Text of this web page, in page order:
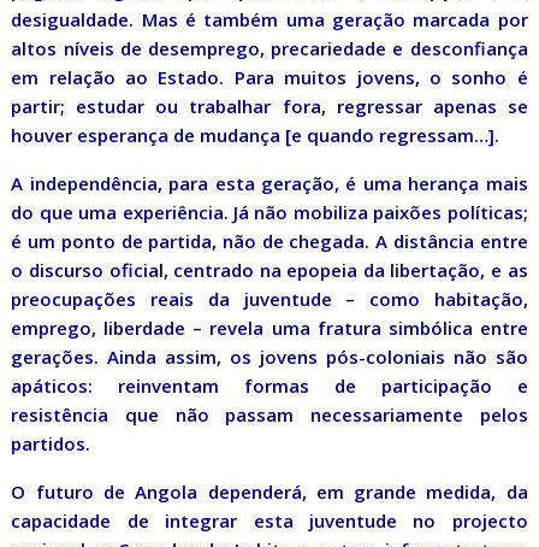
desigualdade. Mas é também uma geração marcada por
altos níveis de desemprego, precariedade e desconfiança
em relação ao Estado. Para muitos jovens, o sonho é
partir; estudar ou trabalhar fora, regressar apenas se
houver esperança de mudança [e quando regressam…].
A independência, para esta geração, é uma herança mais
do que uma experiência. Já não mobiliza paixões políticas;
é um ponto de partida, não de chegada. A distância entre
o discurso oficial, centrado na epopeia da libertação, e as
preocupações reais da juventude – como habitação,
emprego, liberdade – revela uma fratura simbólica entre
gerações. Ainda assim, os jovens pós-coloniais não são
apáticos: reinventam formas de participação e
resistência que não passam necessariamente pelos
partidos.
O futuro de Angola dependerá, em grande medida, da
capacidade de integrar esta juventude no projecto